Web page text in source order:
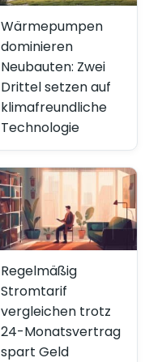
Wärmepumpen
dominieren
Neubauten: Zwei
Drittel setzen auf
klimafreundliche
Technologie
Regelmäßig
Stromtarif
vergleichen trotz
24-Monatsvertrag
spart Geld